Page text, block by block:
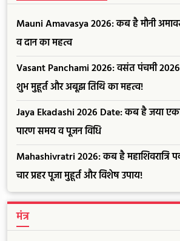
Mauni Amavasya 2026: कब है मौनी
व दान का महत्व
Vasant Panchami 2026: वसंत पंचमी
शुभ मुहूर्त और अबूझ तिथि का महत्व!
Jaya Ekadashi 2026 Date: कब है जया
पारण समय व पूजन विधि
Mahashivratri 2026: कब है महाशिवरात्रि
चार प्रहर पूजा मुहूर्त और विशेष उपाय!
मंत्र